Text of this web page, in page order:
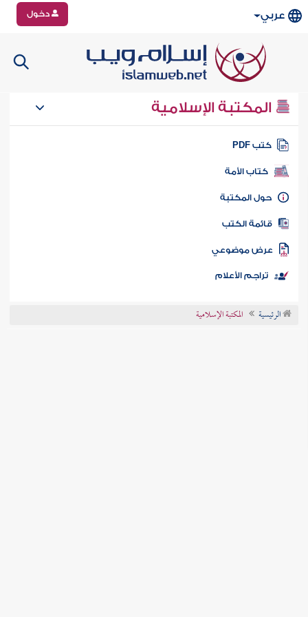
عربي دخول
المكتبة الإسلامية
كتب PDF
كتاب الأمة
المكتبة
الكتب
موضوعي
تراجم الأعلام
الرئيسية المكتبة الإسلامية